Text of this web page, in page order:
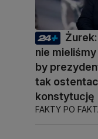
nie
by
tak
konstytucję
FAKTY PO